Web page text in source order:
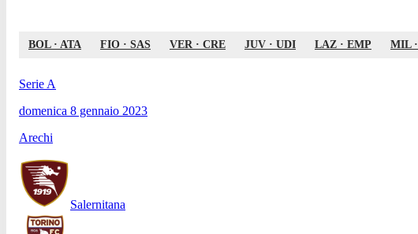
BOL· ATA FIO · SAS VER · CRE JUV · UDI LAZ · EMP MIL·
Serie A
domenica 8 gennaio 2023
Arechi
Salernitana